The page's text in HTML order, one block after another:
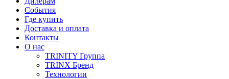
События
Где купить
Доставка и оплата
Контакты
О нас
TRINITY Группа
TRINX Бренд
Технологии